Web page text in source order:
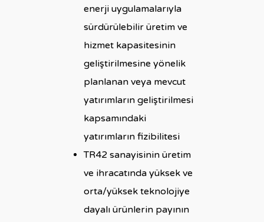
enerji uygulamalarıyla
sürdürülebilir üretim ve
hizmet kapasitesinin
geliştirilmesine yönelik
planlanan veya mevcut
yatırımların geliştirilmesi
kapsamındaki
yatırımların fizibilitesi
TR42 sanayisinin üretim
ve ihracatında yüksek ve
orta/yüksek teknolojiye
dayalı ürünlerin payının